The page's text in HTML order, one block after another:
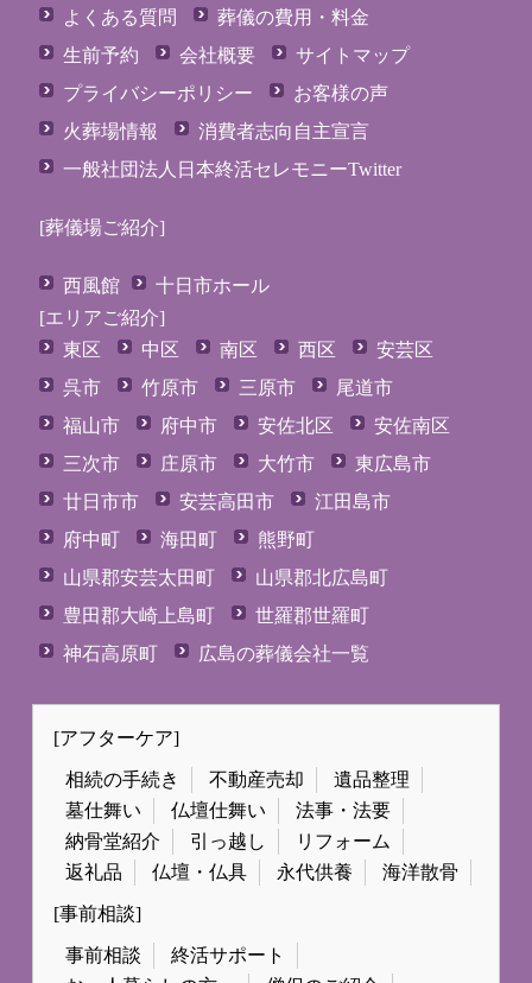
よくある質問
葬儀の費用・料金
生前予約
会社概要
サイトマップ
プライバシーポリシー
お客様の声
火葬場情報
消費者志向自主宣言
一般社団法人日本終活セレモニーTwitter
[葬儀場ご紹介]
西風館
十日市ホール
[エリアご紹介]
東区
中区 南区 西区
安芸区
呉市
竹原市 三原市
尾道市
福山市
府中市 安佐北区
安佐南区
三次市
庄原市 大竹市
東広島市
廿日市市
安芸高田市
江田島市
府中町
海田町
熊野町
山県郡安芸太田町
山県郡北広島町
豊田郡大崎上島町
世羅郡世羅町
神石高原町
広島の葬儀会社一覧
[アフターケア]
相続の手続き 不動産売却
遺品整理
墓仕舞い
仏壇仕舞い
法事・法要
納骨堂紹介
引っ越し
リフォーム
返礼品
仏壇・仏具 永代供養 海洋散骨
[事前相談]
事前相談
終活サポート